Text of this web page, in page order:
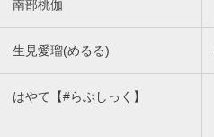
南部桃伽
生見愛瑠(めるる)
はやて【#らぶしっく】